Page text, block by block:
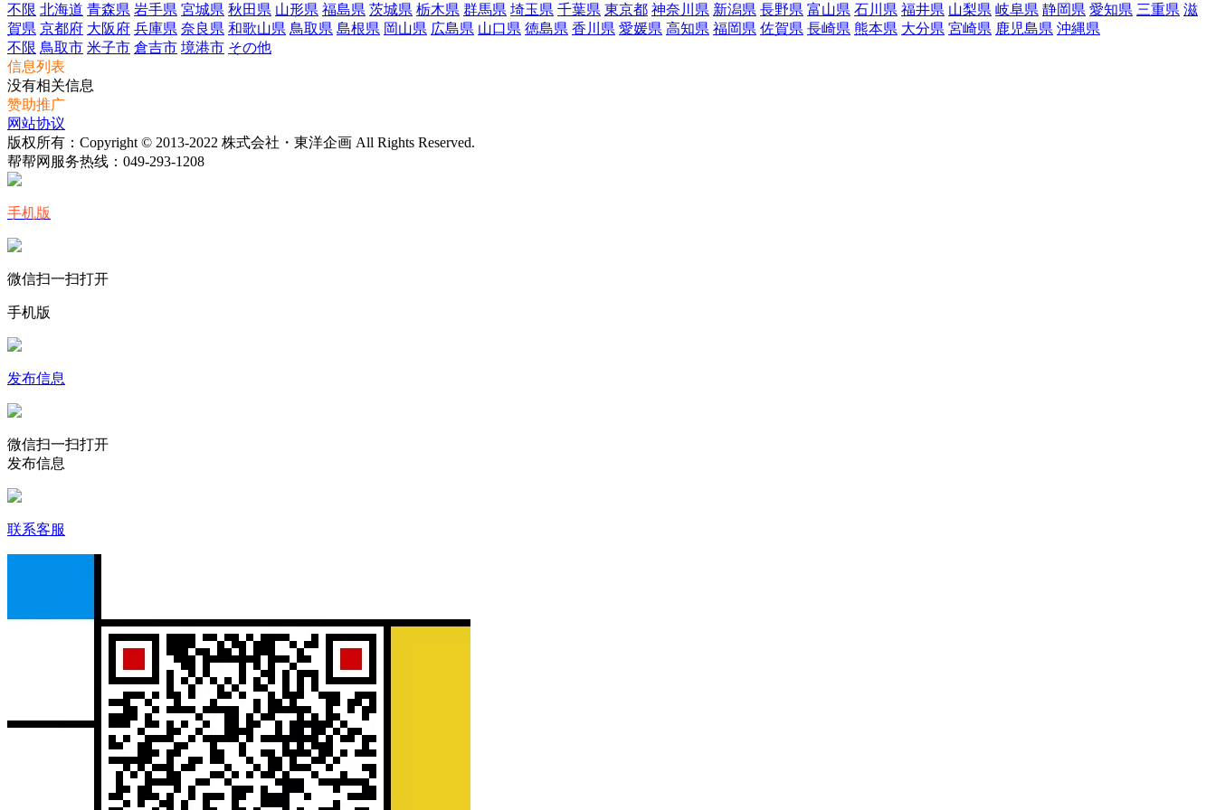
不限 北海道 青森県 岩手県 宮城県 秋田県 山形県 福島県 茨城県 栃木県 群馬県 埼玉県 千葉県 東京都 神奈川県 新潟県 長野県 富山県 石川県 福井県 山梨県 岐阜県 静岡県 愛知県 三重県 滋
賀県 京都府 大阪府 兵庫県 奈良県 和歌山県 鳥取県 島根県 岡山県 広島県 山口県 徳島県 香川県 愛媛県 高知県 福岡県 佐賀県 長崎県 熊本県 大分県 宮崎県 鹿児島県 沖縄県
不限 鳥取市 米子市 倉吉市 境港市 その他
信息列表
没有相关信息
赞助推广
网站协议
版权所有：Copyright © 2013-2022 株式会社・東洋企画 All Rights Reserved.
帮帮网服务热线： 049-293-1208
手机版
微信扫一扫打开
手机版
发布信息
微信扫一扫打开
发布信息
联系客服